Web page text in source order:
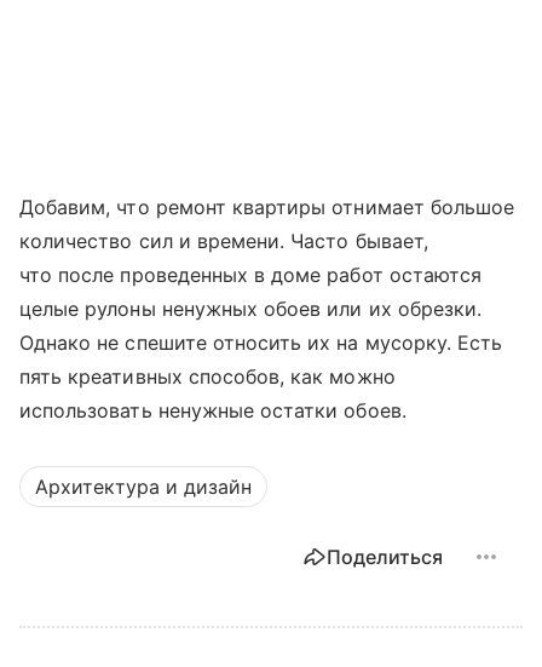
Добавим, что ремонт квартиры отнимает большое
количество сил и времени. Часто бывает,
что после проведенных в доме работ остаются
целые рулоны ненужных обоев или их обрезки.
Однако не спешите относить их на мусорку. Есть
пять креативных способов, как можно
использовать ненужные остатки обоев.
Архитектура и дизайн
Поделиться